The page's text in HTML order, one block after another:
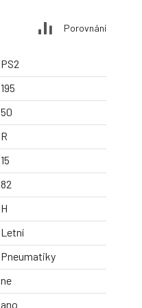
Porovnání
PS2
195
50
R
15
82
H
Letní
Pneumatiky
ne
ano